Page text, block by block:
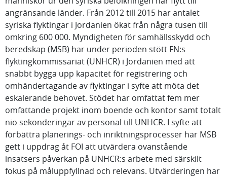
angränsande länder. Från 2012 till 2015 har antalet
syriska flyktingar i Jordanien ökat från några tusen till
omkring 600 000. Myndigheten för samhällsskydd och
beredskap (MSB) har under perioden stött FN:s
flyktingkommissariat (UNHCR) i Jordanien med att
snabbt bygga upp kapacitet för registrering och
omhändertagande av flyktingar i syfte att möta det
eskalerande behovet. Stödet har omfattat fem mer
omfattande projekt inom boende och kontor samt totalt
nio sekonderingar av personal till UNHCR. I syfte att
förbättra planerings- och inriktningsprocesser har MSB
gett i uppdrag åt FOI att utvärdera ovanstående
insatsers påverkan på UNHCR:s arbete med särskilt
fokus på måluppfyllnad och relevans. Utvärderingen har